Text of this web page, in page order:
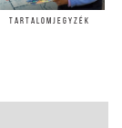
TARTALOMJEGYZÉK